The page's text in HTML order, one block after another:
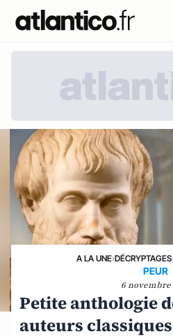
A LA UNE›DÉCRYPTAGES
PEUR
6 novembre
Petite anthologie
auteurs